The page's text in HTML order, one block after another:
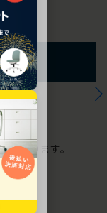
せ
おります。
業日